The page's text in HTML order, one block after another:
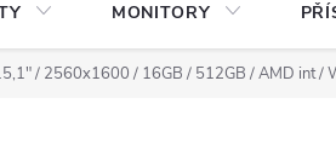
MONITORY
/ 2560x1600 / 16GB / 512GB / AMD int /